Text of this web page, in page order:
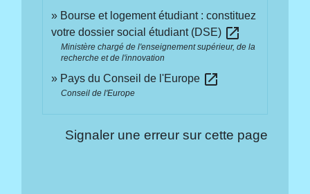
Bourse et logement étudiant : constituez
votre dossier social étudiant (DSE) open_in_new
Ministère chargé de l'enseignement supérieur, de la
recherche et de l'innovation
Pays du Conseil de l'Europe open_in_new
Conseil de l'Europe
Signaler une erreur sur cette page